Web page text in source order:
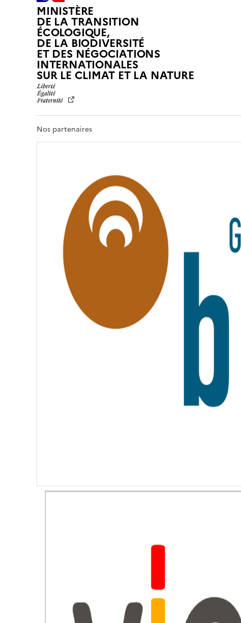
MINISTÈRE
DE LA TRANSITION
ÉCOLOGIQUE,
DE LA BIODIVERSITÉ
ET DES NÉGOCIATIONS
INTERNATIONALES
SUR LE CLIMAT ET LA NATUREL
R
É
R
R
N
T
Nos partenaires